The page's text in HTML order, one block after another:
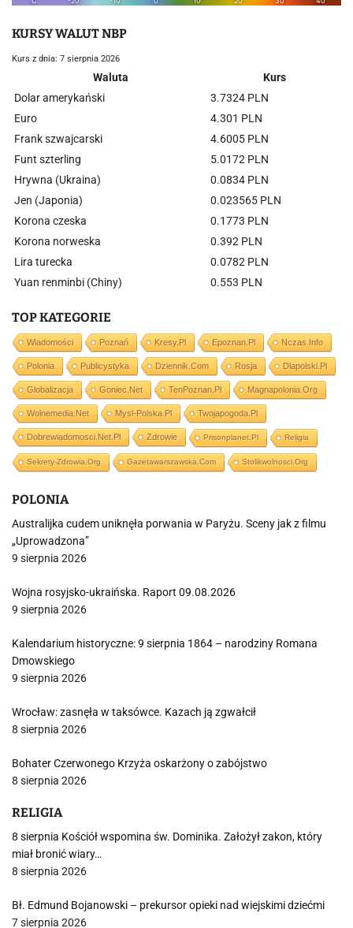
KURSY WALUT NBP
Kurs z dnia: 7 sierpnia 2026
Waluta
Kurs
Dolar amerykański
3.7324 PLN
Euro
4.301 PLN
Frank szwajcarski
4.6005 PLN
Funt szterling
5.0172 PLN
Hrywna (Ukraina)
0.0834 PLN
Jen (Japonia)
0.023565 PLN
Korona czeska
0.1773 PLN
Korona norweska
0.392 PLN
Lira turecka
0.0782 PLN
Yuan renminbi (Chiny)
0.553 PLN
TOP KATEGORIE
Wiadomości Poznań Kresy.pl Epoznan.pl Nczas.info
Polonia Publicystyka Dziennik.com Rosja Dlapolski.pl
Globalizacja Goniec.net TenPoznan.pl Magnapolonia.org
Wolnemedia.net Mysl-Polska.pl Twojapogoda.pl
Dobrewiadomosci.net.pl Zdrowie Prisonplanet.pl Religia
Sekrety-Zdrowia.org Gazetawarszawska.com Stolikwolnosci.org
POLONIA
Australijka cudem uniknęła porwania w Paryżu. Sceny jak z filmu
„Uprowadzona”
9 sierpnia 2026
Wojna rosyjsko-ukraińska. Raport 09.08.2026
9 sierpnia 2026
Kalendarium historyczne: 9 sierpnia 1864 – narodziny Romana
Dmowskiego
9 sierpnia 2026
Wrocław: zasnęła w taksówce. Kazach ją zgwałcił
8 sierpnia 2026
Bohater Czerwonego Krzyża oskarżony o zabójstwo
8 sierpnia 2026
RELIGIA
8 sierpnia Kościół wspomina św. Dominika. Założył zakon, który
miał bronić wiary…
8 sierpnia 2026
Bł. Edmund Bojanowski – prekursor opieki nad wiejskimi dziećmi
7 sierpnia 2026